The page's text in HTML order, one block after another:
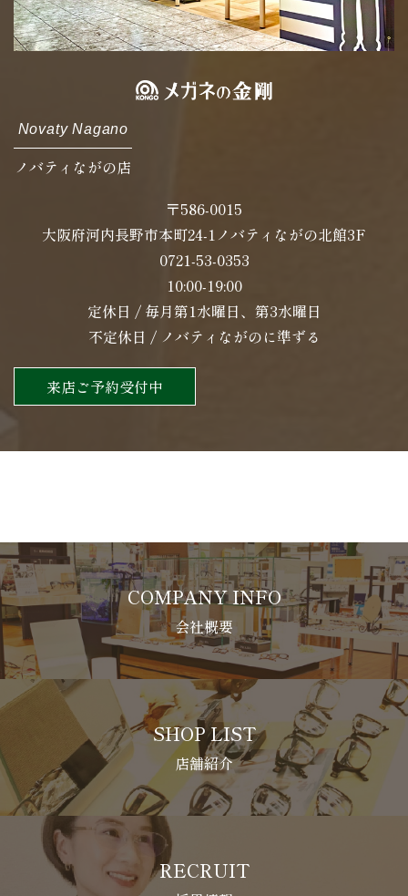
Novaty Nagano
ノバティながの店
〒586-0015
大阪府河内長野市本町24-1ノバティながの北館3F
0721-53-0353
10:00-19:00
定休日 / 毎月第1水曜日、第3水曜日
不定休日 / ノバティながのに準ずる
来店ご予約受付中
COMPANY INFO
会社概要
SHOP LIST
店舗紹介
RECRUIT